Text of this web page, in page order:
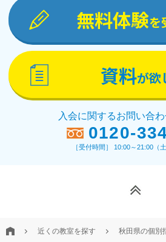
無料体験を
資料が欲
入会に関するお問い合
0120-
［受付時間］ 10:00～21:00（
近くの教室を探す 秋田県の個別